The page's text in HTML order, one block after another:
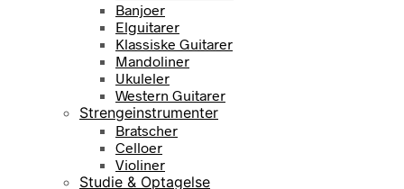
Banjoer
Elguitarer
Klassiske Guitarer
Mandoliner
Ukuleler
Western Guitarer
Strengeinstrumenter
Bratscher
Celloer
Violiner
Studie & Optagelse